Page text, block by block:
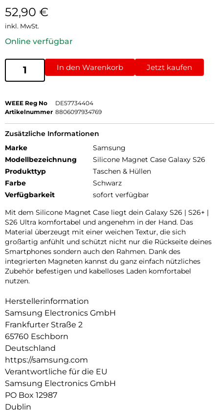
52,90 €
inkl. MwSt.
Online verfügbar
In den Warenkorb Jetzt kaufen
WEEE Reg No
DE57734404
Artikelnummer 8806097934769
Zusätzliche Informationen
Marke
Samsung
Modellbezeichnung
Silicone Magnet Case Galaxy S26
Produkttyp
Taschen & Hüllen
Farbe
Schwarz
Verfügbarkeit
sofort verfügbar
Mit dem Silicone Magnet Case liegt dein Galaxy S26 | S26+ |
S26 Ultra komfortabel und angenehm in der Hand. Das
Material überzeugt mit einer weichen Textur, die sich
großartig anfühlt und schützt nicht nur die Rückseite deines
Smartphones sondern auch den Rahmen. Dank des
integrierten Magneten kannst du ganz einfach nützliches
Zubehör befestigen und kabelloses Laden komfortabel
nutzen.
Herstellerinformation
Samsung Electronics GmbH
Frankfurter Straße 2
65760 Eschborn
Deutschland
https://samsung.com
Verantwortliche für die EU
Samsung Electronics GmbH
PO Box 12987
Dublin